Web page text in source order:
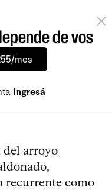
de vos
mes
Ingresá
del arroyo
recurrente como